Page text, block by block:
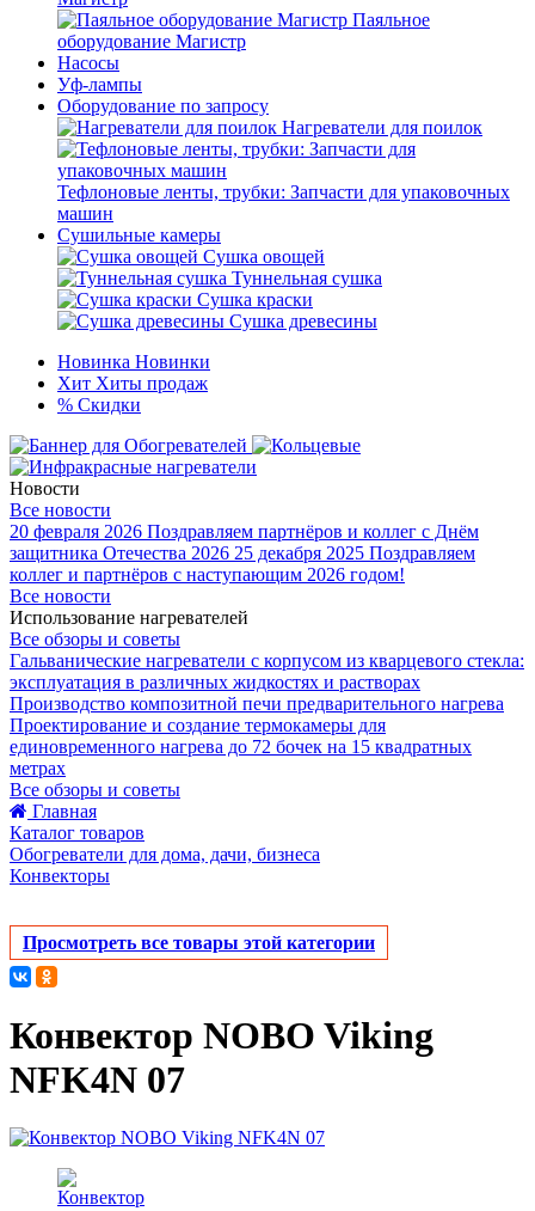
Паяльное
оборудование Магистр
Насосы
Уф-лампы
Оборудование по запросу
Нагреватели для поилок
Тефлоновые ленты, трубки: Запчасти для упаковочных
машин
Сушильные камеры
Сушка овощей
Туннельная сушка
Сушка краски
Сушка древесины
Новинка Новинки
Хит Хиты продаж
% Скидки
Новости
Все новости
20 февраля 2026 Поздравляем партнёров и коллег с Днём
защитника Отечества 2026 25 декабря 2025 Поздравляем
коллег и партнёров с наступающим 2026 годом!
Все новости
Использование нагревателей
Все обзоры и советы
Гальванические нагреватели с корпусом из кварцевого стекла:
эксплуатация в различных жидкостях и растворах
Производство композитной печи предварительного нагрева
Проектирование и создание термокамеры для
единовременного нагрева до 72 бочек на 15 квадратных
метрах
Все обзоры и советы
Главная
Каталог товаров
Обогреватели для дома, дачи, бизнеса
Конвекторы
Просмотреть все товары этой категории
Конвектор NOBO Viking
NFK4N 07